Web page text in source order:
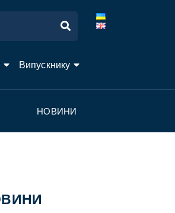
Випускнику
НОВИНИ